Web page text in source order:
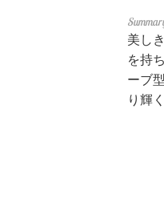
美し
を持
ーブ
り輝く